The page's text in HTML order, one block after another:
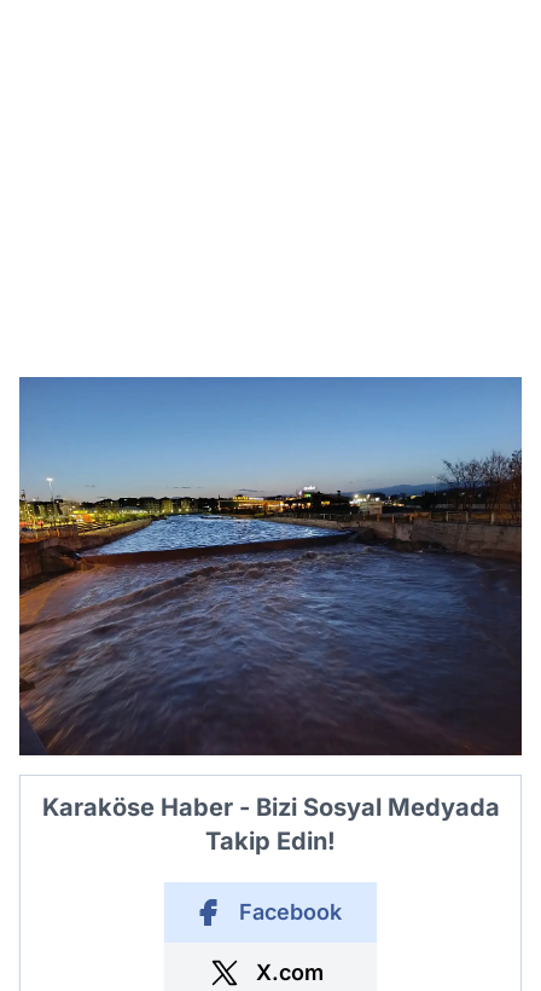
Karaköse Haber - Bizi Sosyal Medyada
Takip Edin!
Facebook
X.com